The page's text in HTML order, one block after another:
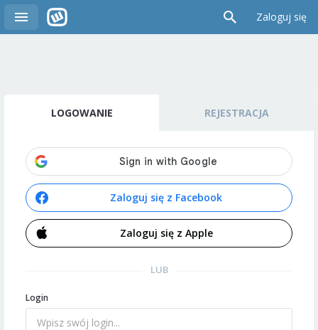
Zaloguj się
LOGOWANIE REJESTRACJA
Zaloguj się z Facebook
Zaloguj się z Apple
LUB
Login